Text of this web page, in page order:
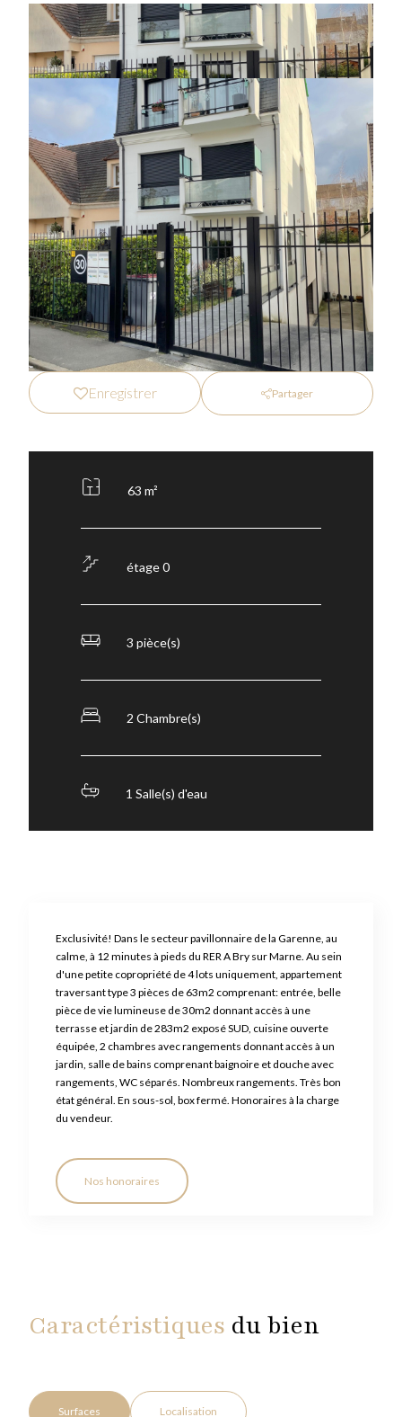
Enregistrer Partager
63 m²
étage 0
3 pièce(s)
2 Chambre(s)
1 Salle(s) d'eau
Exclusivité! Dans le secteur pavillonnaire de la Garenne, au
calme, à 12 minutes à pieds du RER A Bry sur Marne. Au sein
d'une petite copropriété de 4 lots uniquement, appartement
traversant type 3 pièces de 63m2 comprenant: entrée, belle
pièce de vie lumineuse de 30m2 donnant accès à une
terrasse et jardin de 283m2 exposé SUD, cuisine ouverte
équipée, 2 chambres avec rangements donnant accès à un
jardin, salle de bains comprenant baignoire et douche avec
rangements, WC séparés. Nombreux rangements. Très bon
état général. En sous-sol, box fermé. Honoraires à la charge
du vendeur.
Nos honoraires
Caractéristiques du bien
Surfaces Localisation